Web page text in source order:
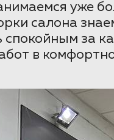
уже
салона
за
в